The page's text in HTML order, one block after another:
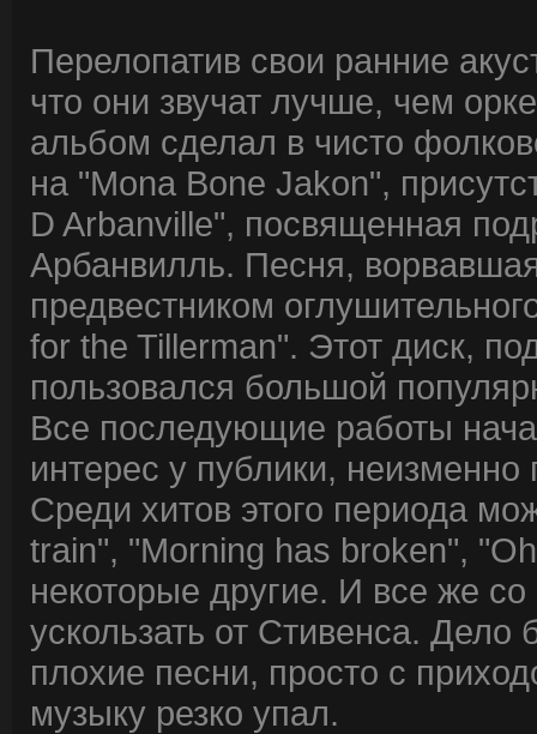
Перелопатив свои ранние
что они звучат лучше, чем
альбом сделал в чисто
на "Mona Bone Jakon",
D Arbanville", посвященная
Арбанвилль. Песня,
предвестником
for the Tillerman". Этот диск,
пользовался большой
Все последующие работы
интерес у публики, неизменно
Среди хитов этого периода
train", "Morning has broken",
некоторые другие. И все же
ускользать от Стивенса. Дело
плохие песни, просто с
музыку резко упал.